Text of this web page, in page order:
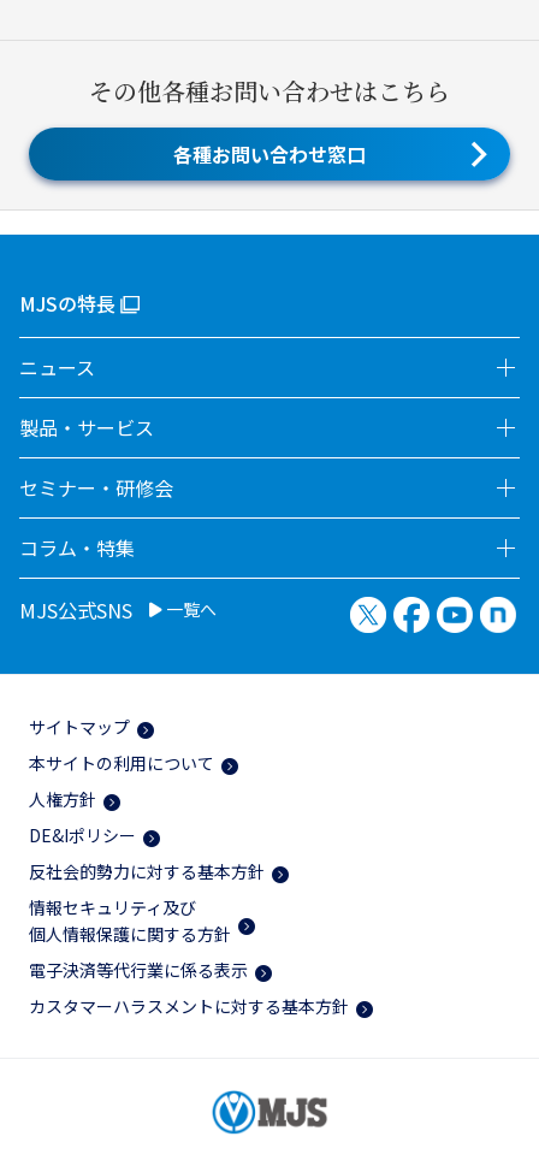
その他各種お問い合わせはこちら
各種お問い合わせ窓口
MJSの特長
ニュース
製品・サービス
セミナー・研修会
コラム・特集
MJS公式SNS 一覧へ X（旧Twitter）
Facebook
サイトマップ
本サイトの利用について
人権方針
DE&Iポリシー
反社会的勢力に対する基本方針
情報セキュリティ及び
個人情報保護に関する方針
電子決済等代行業に係る表示
カスタマーハラスメントに対する基本方針